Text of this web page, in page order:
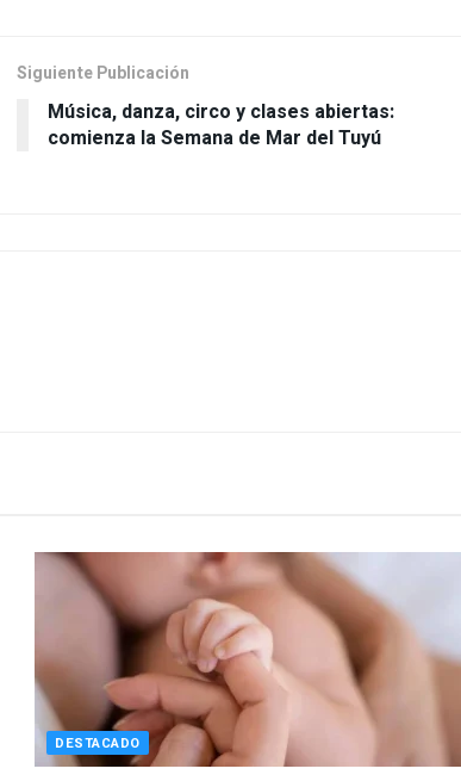
Siguiente Publicación
Música, danza, circo y clases abiertas:
comienza la Semana de Mar del Tuyú
DESTACADO